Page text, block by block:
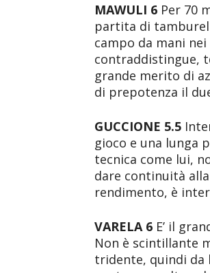
MAWULI 6 Per 70
partita di
campo da mani
contraddistingue,
grande merito di
di prepotenza il
GUCCIONE 5.5
gioco e una lunga
tecnica come lui,
dare continuità
rendimento, è
VARELA 6 E’ il
Non è scintillante
tridente, quindi da